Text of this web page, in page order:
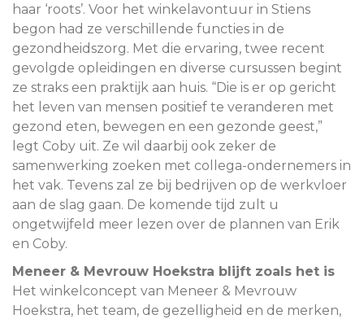
haar ‘roots’. Voor het winkelavontuur in Stiens
begon had ze verschillende functies in de
gezondheidszorg. Met die ervaring, twee recent
gevolgde opleidingen en diverse cursussen begint
ze straks een praktijk aan huis. “Die is er op gericht
het leven van mensen positief te veranderen met
gezond eten, bewegen en een gezonde geest,”
legt Coby uit. Ze wil daarbij ook zeker de
samenwerking zoeken met collega-ondernemers in
het vak. Tevens zal ze bij bedrijven op de werkvloer
aan de slag gaan. De komende tijd zult u
ongetwijfeld meer lezen over de plannen van Erik
en Coby.
Meneer & Mevrouw Hoekstra blijft zoals het is
Het winkelconcept van Meneer & Mevrouw
Hoekstra, het team, de gezelligheid en de merken,